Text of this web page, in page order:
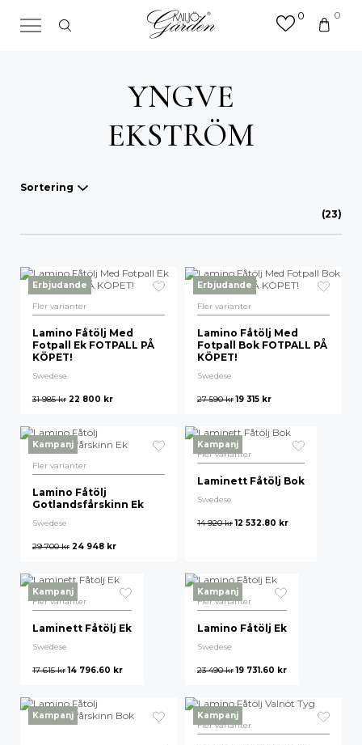
0 0
YNGVE
EKSTRÖM
Sortering
Våra favoriter
Mest sålda
Nyheter
Lägsta pris
Högsta pris
(23)
Erbjudande
Fler varianter
Lamino Fåtölj Med
Fotpall Ek FOTPALL PÅ
KÖPET!
Swedese
31 985kr 22 800 kr
Erbjudande
Fler varianter
Lamino Fåtölj Med
Fotpall Bok FOTPALL PÅ
KÖPET!
Swedese
27 590kr 19 315 kr
Kampanj
Fler varianter
Lamino Fåtölj
Gotlandsfårskinn Ek
Swedese
29 700kr 24 948 kr
Kampanj
Fler varianter
Laminett Fåtölj Bok
Swedese
14 920kr 12 532.80 kr
Kampanj
Fler varianter
Laminett Fåtölj Ek
Swedese
17 615kr 14 796.60 kr
Kampanj
Fler varianter
Lamino Fåtölj Ek
Swedese
23 490kr 19 731.60 kr
Kampanj
Kampanj
Fler varianter